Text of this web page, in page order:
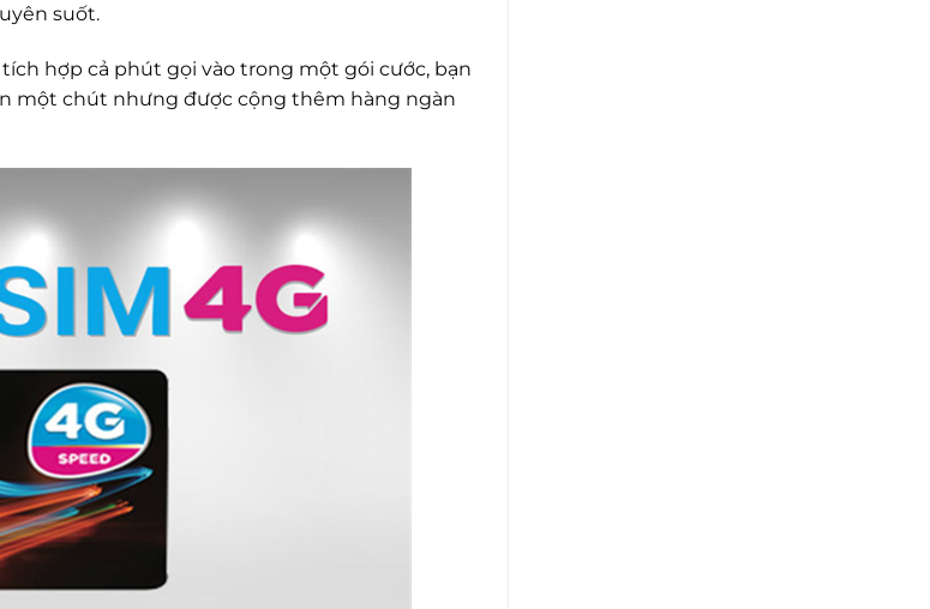
suốt.
hợp cả phút gọi vào trong một gói cước, bạn
một chút nhưng được cộng thêm hàng ngàn